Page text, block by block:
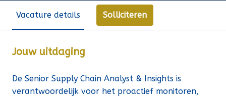
Vacature details Solliciteren
Jouw uitdaging
De Senior Supply Chain Analyst & Insights is
verantwoordelijk voor het proactief monitoren,